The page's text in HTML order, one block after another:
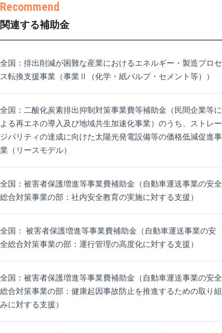
関連する補助金
全国：排出削減が困難な産業におけるエネルギー・製造プロセ
ス転換支援事業（事業Ⅱ（化学・紙パルプ・セメント等））
全国：二酸化炭素排出抑制対策事業費等補助金（民間企業等に
よる再エネの導入及び地域共生加速化事業）のうち、ストレー
ジパリティの達成に向けた太陽光発電設備等の価格低減促進事
業（リースモデル）
全国：被害者保護増進等事業費補助金（自動車運送事業の安全
総合対策事業の部：社内安全教育の実施に対する支援）
全国： 被害者保護増進等事業費補助金（自動車運送事業の安
全総合対策事業の部：運行管理の高度化に対する支援）
全国：被害者保護増進等事業費補助金（自動車運送事業の安全
総合対策事業の部：健康起因事故防止を推進するための取り組
みに対する支援）